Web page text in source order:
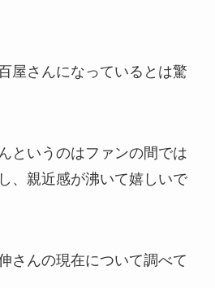
屋さんになっているとは驚
というのはファンの間では
、親近感が沸いて嬉しいで
さんの現在について調べて